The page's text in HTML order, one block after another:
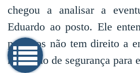
chegou a analisar a
Eduardo ao posto. Ele
políticos não tem direito a
mandado de segurança para